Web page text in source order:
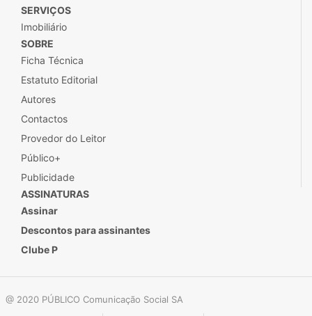
SERVIÇOS
Imobiliário
SOBRE
Ficha Técnica
Estatuto Editorial
Autores
Contactos
Provedor do Leitor
Público+
Publicidade
ASSINATURAS
Assinar
Descontos para assinantes
Clube P
@ 2020 PÚBLICO Comunicação Social SA